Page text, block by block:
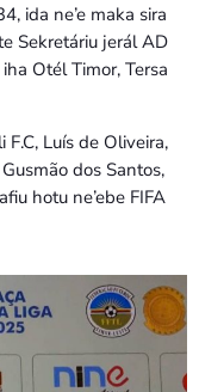
ida ne’e maka sira
Sekretáriu jerál AD
Otél Timor, Tersa
Luís de Oliveira,
dos Santos,
hotu ne’ebe FIFA